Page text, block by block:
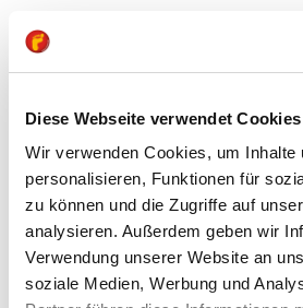
Diese Webseite verwendet Cookies
Wir verwenden Cookies, um Inhalte
personalisieren, Funktionen für
zu können und die Zugriffe auf
analysieren. Außerdem geben wir
Verwendung unserer Website an
soziale Medien, Werbung und
Produktsicherheit
Kindgerechte
Passform
All unsere Schuhe sind
auf die Bedürfnisse
von Kindern
ausgerichtet. Sie